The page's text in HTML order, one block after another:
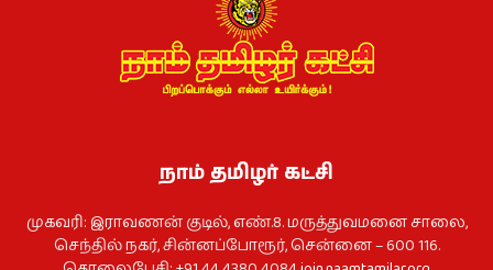
நாம் தமிழர் கட்சி
முகவரி: இராவணன் குடில், எண்.8. மருத்துவமனை சாலை,
செந்தில் நகர், சின்னப்போரூர், சென்னை – 600 116.